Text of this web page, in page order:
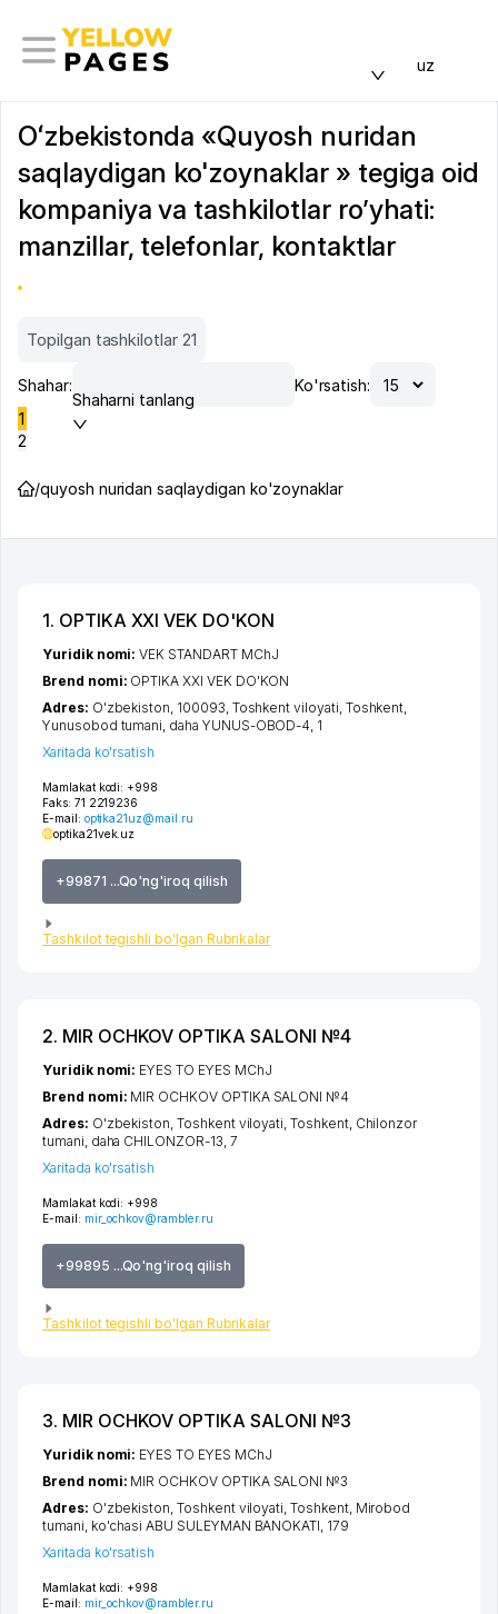
uz
Oʻzbekistonda «Quyosh nuridan
saqlaydigan ko'zoynaklar » tegiga oid
kompaniya va tashkilotlar ro’yhati:
manzillar, telefonlar, kontaktlar
Topilgan tashkilotlar 21
Shahar:
Shaharni tanlang
Ko'rsatish:
1
2
/quyosh nuridan saqlaydigan ko'zoynaklar
1. OPTIKA XXI VEK DO'KON
Mamlakat kodi: +998
Faks: 71 2219236
E-mail: optika21uz@mail.ru
optika21vek.uz
+99871 ...Qo'ng'iroq qilish
Tashkilot tegishli bo'lgan Rubrikalar
Yuridik nomi:VEK STANDART MChJ
Brend nomi: OPTIKA XXI VEK DO'KON
Adres: O'zbekiston, 100093, Toshkent viloyati, Toshkent,
Yunusobod tumani, daha YUNUS-OBOD-4, 1
Xaritada ko'rsatish
2. MIR OCHKOV OPTIKA SALONI №4
Mamlakat kodi: +998
E-mail: mir_ochkov@rambler.ru
+99895 ...Qo'ng'iroq qilish
Tashkilot tegishli bo'lgan Rubrikalar
Yuridik nomi: EYES TO EYES MChJ
Brend nomi: MIR OCHKOV OPTIKA SALONI №4
Adres: O'zbekiston,Toshkent viloyati,Toshkent, Chilonzor
tumani, daha CHILONZOR-13, 7
Xaritada ko'rsatish
3. MIR OCHKOV OPTIKA SALONI №3
Mamlakat kodi: +998
E-mail: mir_ochkov@rambler.ru
Yuridik nomi: EYES TO EYES MChJ
Brend nomi: MIR OCHKOV OPTIKA SALONI №3
Adres: O'zbekiston,Toshkent viloyati,Toshkent, Mirobod
tumani, ko'chasi ABU SULEYMAN BANOKATI, 179
Xaritada ko'rsatish